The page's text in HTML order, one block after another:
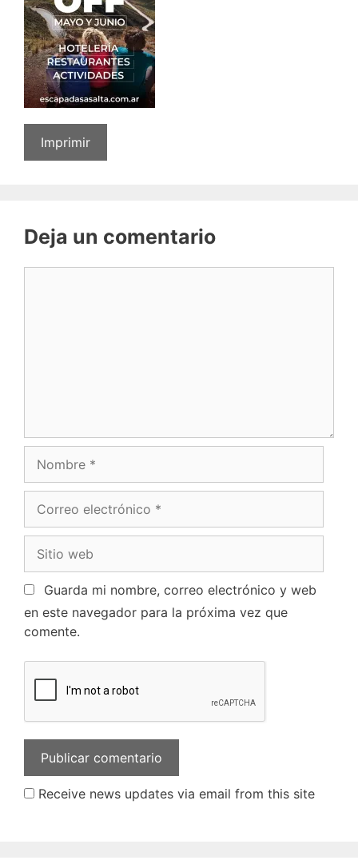
Imprimir
Deja un comentario
Guarda mi nombre, correo electrónico y web
en este navegador para la próxima vez que
comente.
Receive news updates via email from this site